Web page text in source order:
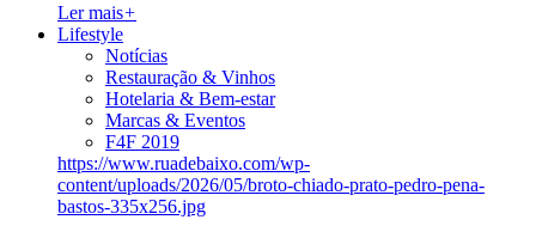
Ler mais+
Lifestyle
Notícias
Restauração & Vinhos
Hotelaria & Bem-estar
Marcas & Eventos
F4F 2019
https://www.ruadebaixo.com/wp-
content/uploads/2026/05/broto-chiado-prato-pedro-pena-
bastos-335x256.jpg